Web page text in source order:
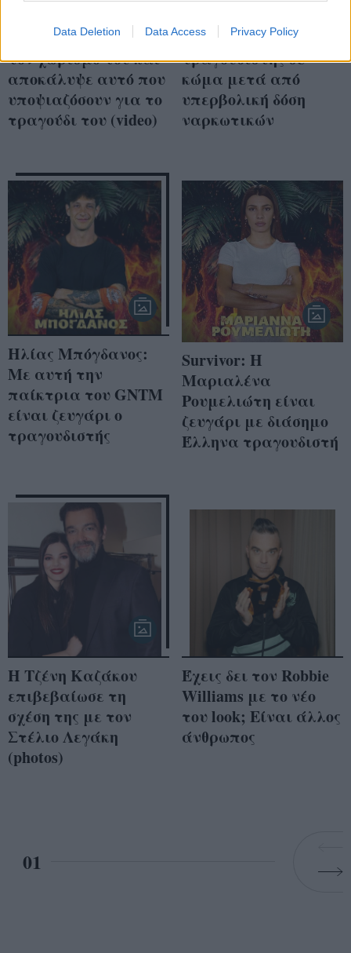
Data Deletion Data Access Privacy Policy
Αργυρός: Μίλησε για
τον χωρισμό του και
αποκάλυψε αυτό που
υποψιαζόσουν για το
τραγούδι του (video)
ΣΟΚ: Πασίγνωστος
τραγουδιστής σε
κώμα μετά από
υπερβολική δόση
ναρκωτικών
Ηλίας Μπόγδανος:
Με αυτή την
παίκτρια του GNTM
είναι ζευγάρι ο
τραγουδιστής
Survivor: Η
Μαριαλένα
Ρουμελιώτη είναι
ζευγάρι με διάσημο
Έλληνα τραγουδιστή
Η Τζένη Καζάκου
επιβεβαίωσε τη
σχέση της με τον
Στέλιο Λεγάκη
(photos)
Έχεις δει τον Robbie
Williams με το νέο
του look; Είναι άλλος
άνθρωπος
01